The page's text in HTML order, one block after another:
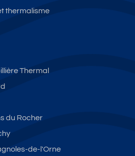
thermalisme
Thermal
du Rocher
de-l'Orne